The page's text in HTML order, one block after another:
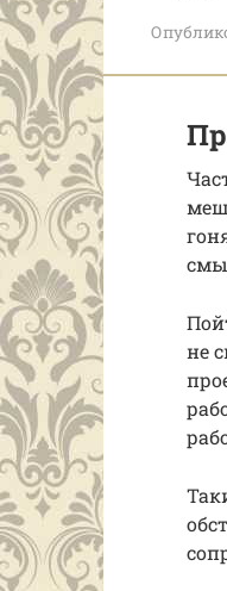
не